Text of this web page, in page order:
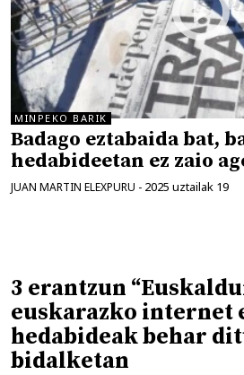
MINPEKO BARIK
Badago eztabaida bat,
hedabideetan ez zaio
JUAN MARTIN ELEXPURU - 2025 uztailak 19
3 erantzun
euskarazko internet
hedabideak behar
bidalketan